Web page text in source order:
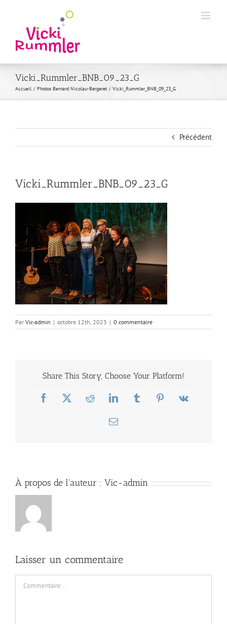
Vicki_Rummler_BNB_09_23_G
Accueil Photos Bernard Nicolau-Bergeret Vicki_Rummler_BNB_09_23_G
Précédent
Vicki_Rummler_BNB_09_23_G
Par Vic-admin | octobre 12th, 2023 | 0 commentaire
Share This Story, Choose Your Platform!
Facebook
X RedditLinkedInTumblrPinterest
Vk
Email
À propos de l'auteur : Vic-admin
Laisser un commentaire